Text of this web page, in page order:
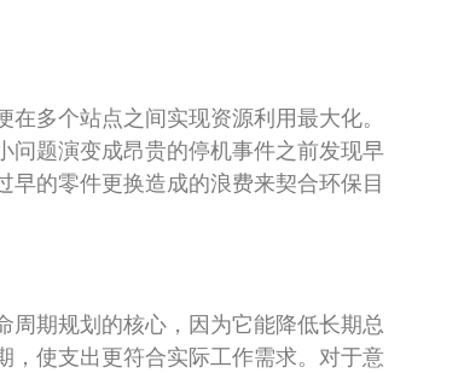
多个站点之间实现资源利用最大化。
问题演变成昂贵的停机事件之前发现早
的零件更换造成的浪费来契合环保目
周期规划的核心，因为它能降低长期总
，使支出更符合实际工作需求。对于意